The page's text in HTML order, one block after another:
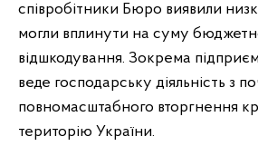
співробітники Бюро виявили
могли вплинути на суму
відшкодування. Зокрема
веде господарську діяльність з
повномасштабного вторгнення
територію України.